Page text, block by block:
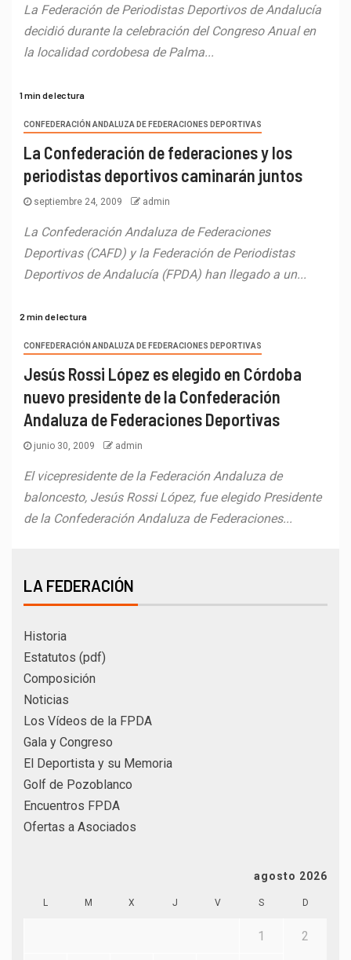
La Federación de Periodistas Deportivos de Andalucía
decidió durante la celebración del Congreso Anual en
la localidad cordobesa de Palma...
1 min de lectura
CONFEDERACIÓN ANDALUZA DE FEDERACIONES DEPORTIVAS
La Confederación de federaciones y los
periodistas deportivos caminarán juntos
septiembre 24, 2009 admin
La Confederación Andaluza de Federaciones
Deportivas (CAFD) y la Federación de Periodistas
Deportivos de Andalucía (FPDA) han llegado a un...
2 min de lectura
CONFEDERACIÓN ANDALUZA DE FEDERACIONES DEPORTIVAS
Jesús Rossi López es elegido en Córdoba
nuevo presidente de la Confederación
Andaluza de Federaciones Deportivas
junio 30, 2009 admin
El vicepresidente de la Federación Andaluza de
baloncesto, Jesús Rossi López, fue elegido Presidente
de la Confederación Andaluza de Federaciones...
LA FEDERACIÓN
Historia
Estatutos (pdf)
Composición
Noticias
Los Vídeos de la FPDA
Gala y Congreso
El Deportista y su Memoria
Golf de Pozoblanco
Encuentros FPDA
Ofertas a Asociados
agosto 2026
L M X J V S D
1 2